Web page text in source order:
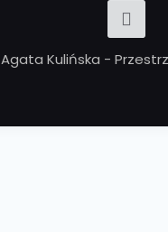
Agata Kulińska -